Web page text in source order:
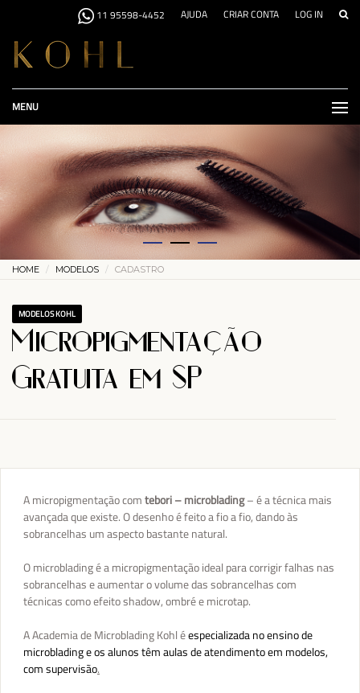
11 95598-4452 AJUDA CRIAR CONTA LOG IN
MENU
HOME MODELOS CADASTRO
MODELOS KOHL
Micropigmentação
Gratuita em SP
A micropigmentação comtebori – microblading– é a técnica mais
avançada que existe. O desenho é feito a fio a fio, dando às
sobrancelhas um aspecto bastante natural.
O microblading é a micropigmentação ideal para corrigir falhas nas
sobrancelhas e aumentar o volume das sobrancelhas com
técnicas como efeito shadow, ombré e microtap.
A Academia de Microblading Kohl éespecializada no ensino de
microblading e os alunos têm aulas de atendimento em modelos,
com supervisão.